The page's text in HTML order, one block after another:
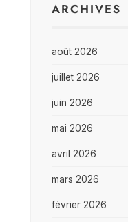
ARCHIVES
août 2026
juillet 2026
juin 2026
mai 2026
avril 2026
mars 2026
février 2026